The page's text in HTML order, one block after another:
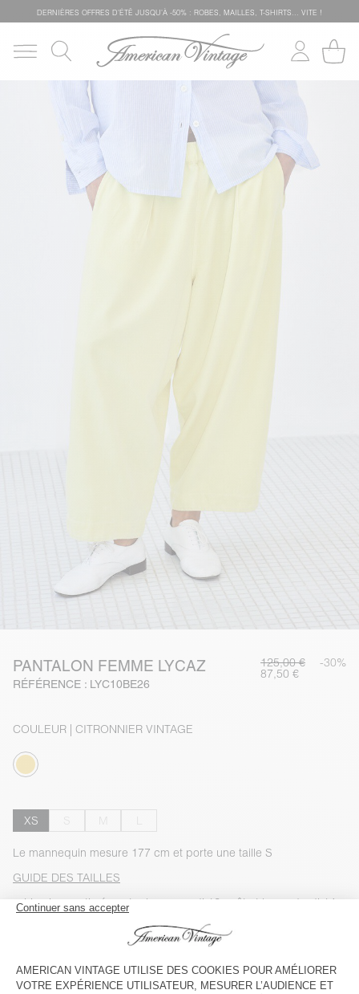
DERNIÈRES OFFRES D'ÉTÊ JUSQU'À -50% : ROBES, MAILLES, T-SHIRTS... VITE !
PANTALON FEMME LYCAZ
RÉFÉRENCE : LYC10BE26
125,00 € -30%
87,50 €
COULEUR | CITRONNIER VINTAGE
XS
Le mannequin mesure 177 cm et porte une taille S
GUIDE DES TAILLES
Livraison estiméeentre le mercredi 12 août et le vendredi 14
AJOUTER AU PANIER
VOIR LA DISPONIBILITE EN MAGASIN